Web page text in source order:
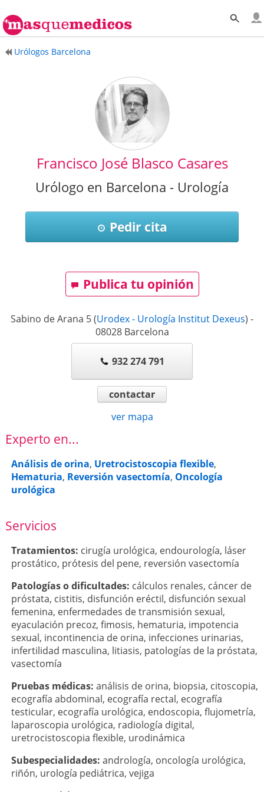
Urólogos Barcelona
Francisco José Blasco Casares
Urólogo en Barcelona - Urología
Pedir cita
Publica tu opinión
Sabino de Arana 5(Urodex - Urología Institut Dexeus) -
08028 Barcelona
932 274 791
contactar
ver mapa
Experto en...
Análisis de orina, Uretrocistoscopia flexible,
Hematuria, Reversión vasectomía, Oncología
urológica
Servicios
Tratamientos: cirugía urológica, endourología, láser
prostático, prótesis del pene, reversión vasectomía
Patologí­as o dificultades: cálculos renales, cáncer de
próstata, cistitis, disfunción eréctil, disfunción sexual
femenina, enfermedades de transmisión sexual,
eyaculación precoz, fimosis, hematuria, impotencia
sexual, incontinencia de orina, infecciones urinarias,
infertilidad masculina, litiasis, patologías de la próstata,
vasectomía
Pruebas médicas: análisis de orina, biopsia, citoscopia,
ecografía abdominal, ecografía rectal, ecografía
testicular, ecografía urológica, endoscopia, flujometría,
laparoscopia urológica, radiología digital,
uretrocistoscopia flexible, urodinámica
Subespecialidades: andrología, oncología urológica,
riñón, urología pediátrica, vejiga